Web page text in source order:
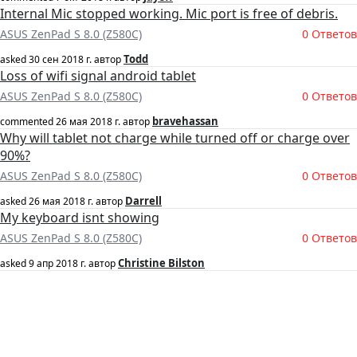
Internal Mic stopped working. Mic port is free of debris.
ASUS ZenPad S 8.0 (Z580C) 0 Ответов
asked30 сен 2018 г.авторTodd
Loss of wifi signal android tablet
ASUS ZenPad S 8.0 (Z580C) 0 Ответов
commented26 мая 2018 г.автор bravehassan
Why will tablet not charge while turned off or charge over
90%?
ASUS ZenPad S 8.0 (Z580C) 0 Ответов
asked26 мая 2018 г.автор Darrell
My keyboard isnt showing
ASUS ZenPad S 8.0 (Z580C) 0 Ответов
asked9 апр 2018 г.авторChristine Bilston